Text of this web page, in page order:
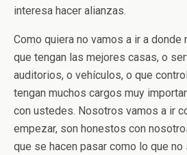
interesa hacer alianzas.
Como quiera no vamos a ir a donde
que tengan las mejores casas, o
auditorios, o vehículos, o que
tengan muchos cargos muy
con ustedes. Nosotros vamos a ir
empezar, son honestos con
que se hacen pasar como lo que no